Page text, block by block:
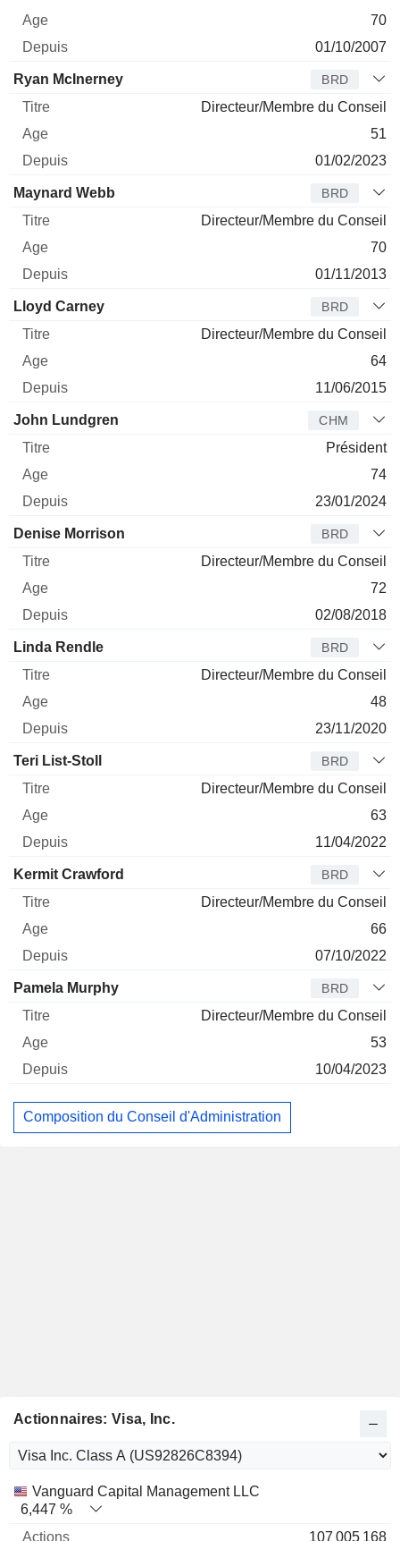
70
01/10/2007
Ryan McInerney BRD
Directeur/Membre du Conseil
51
01/02/2023
Maynard Webb BRD
Directeur/Membre du Conseil
70
01/11/2013
Lloyd Carney BRD
Directeur/Membre du Conseil
64
11/06/2015
John Lundgren CHM
Président
74
23/01/2024
Denise Morrison BRD
Directeur/Membre du Conseil
72
02/08/2018
Linda Rendle BRD
Directeur/Membre du Conseil
48
23/11/2020
Teri List-Stoll BRD
Directeur/Membre du Conseil
63
11/04/2022
Kermit Crawford BRD
Directeur/Membre du Conseil
66
07/10/2022
Pamela Murphy BRD
Directeur/Membre du Conseil
53
10/04/2023
Composition du Conseil d'Administration
Actionnaires: Visa, Inc.
Nom Actions % Valorisation
Vanguard Capital Management LLC
6,447 %
107 005 168